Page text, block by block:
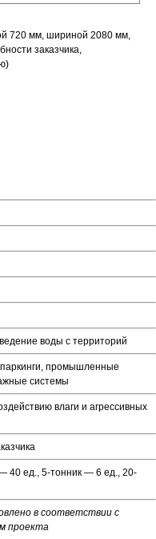
720 мм, шириной 2080 мм,
заказчика,
воды с территорий
промышленные
системы
влаги и агрессивных
40 ед., 5-тонник — 6 ед., 20-
в соответствии с
проекта